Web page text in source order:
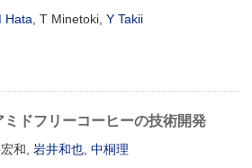
Hata , T Minetoki,Y Takii
ドフリーコーヒーの技術開発
宏和,岩井和也 ,中桐理